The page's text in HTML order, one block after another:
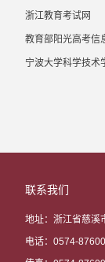
浙江教育考试网
教育部阳光高考信
宁波大学科学技术
联系我们
地址：浙江省慈溪
电话：0574-